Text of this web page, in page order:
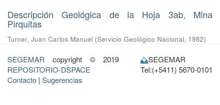
Descripción Geológica de la Hoja 3ab, Mina
Pirquitas
Turner, Juan Carlos Manuel (Servicio Geológico Nacional, 1982)
SEGEMAR copyright © 2019
REPOSITORIO-DSPACE
Contacto | Sugerencias
SEGEMAR
Tel:(+5411) 5670-0101